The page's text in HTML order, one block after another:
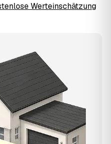
Werteinschätzung